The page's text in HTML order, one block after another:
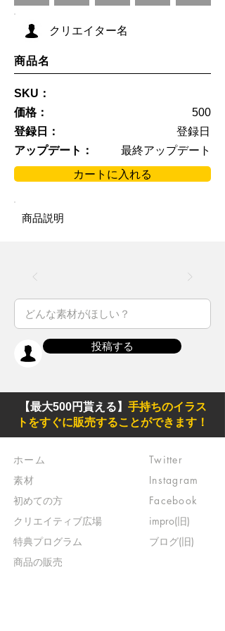
クリエイター名
商品名
SKU：
価格：
500
登録日：
登録日
アップデート：
最終アップデート
カートに入れる
商品説明
投稿する
【最大500円貰える】 手持ちのイラス
トをすぐに販売することができます！
ホーム
素材
初めての方
​クリエイティブ広場
​特典プログラム
​商品の販売
Twitter
Instagram
Facebook
impro(旧)​
ブログ(旧)